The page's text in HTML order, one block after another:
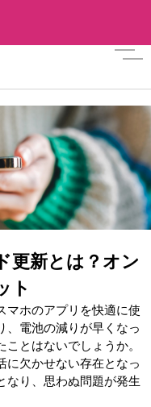
更新とは？オン
ト
マホのアプリを快適に使
、電池の減りが早くなっ
とはないでしょうか。
に欠かせない存在となっ
なり、思わぬ問題が発生